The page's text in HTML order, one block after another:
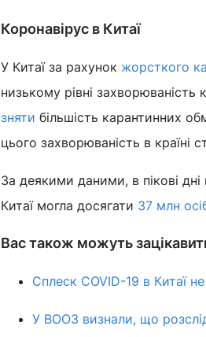
Коронавірус в Китаї
У Китаї за рахунок жорсткого
низькому рівні
зняти більшість карантинних
цього захворюваність в країні
За деякими даними, в пікові
Китаї могла досягати 37 млн
Вас також можуть
Сплеск COVID-19 в Китаї
У ВООЗ визнали, що